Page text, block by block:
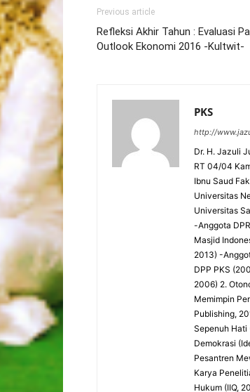
Previous article
Refleksi Akhir Tahun : Evaluasi
Outlook Ekonomi 2016 -Kultwit-
PKS
http://
Dr. H. Jazuli
RT 04/04
Ibnu Saud
Universitas
Universitas
-Anggota
Masjid
2013) -
DPP PKS
2006) 2.
Memimpin
Publishing,
Sepenuh Hati
Demokrasi
Pesantren
Karya
Hukum (IIQ,